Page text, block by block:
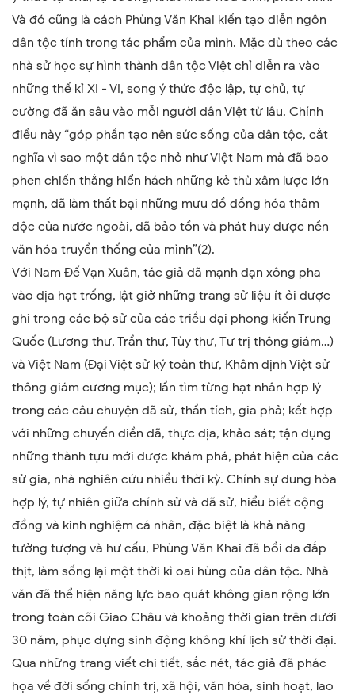
Và đó cũng là cách Phùng Văn Khai kiến tạo diễn ngôn
dân tộc tính trong tác phẩm của mình. Mặc dù theo các
nhà sử học sự hình thành dân tộc Việt chỉ diễn ra vào
những thế kỉ XI - VI, song ý thức độc lập, tự chủ, tự
cường đã ăn sâu vào mỗi người dân Việt từ lâu. Chính
điều này “góp phần tạo nên sức sống của dân tộc, cắt
nghĩa vì sao một dân tộc nhỏ như Việt Nam mà đã bao
phen chiến thắng hiển hách những kẻ thù xâm lược lớn
mạnh, đã làm thất bại những mưu đồ đồng hóa thâm
độc của nước ngoài, đã bảo tồn và phát huy được nền
văn hóa truyền thống của mình”(2).
Với Nam Đế Vạn Xuân, tác giả đã mạnh dạn xông pha
vào địa hạt trống, lật giở những trang sử liệu ít ỏi được
ghi trong các bộ sử của các triều đại phong kiến Trung
Quốc (Lương thư, Trần thư, Tùy thư, Tư trị thông giám…)
và Việt Nam (Đại Việt sử ký toàn thư, Khâm định Việt sử
thông giám cương mục); lần tìm từng hạt nhân hợp lý
trong các câu chuyện dã sử, thần tích, gia phả; kết hợp
với những chuyến điền dã, thực địa, khảo sát; tận dụng
những thành tựu mới được khám phá, phát hiện của các
sử gia, nhà nghiên cứu nhiều thời kỳ. Chính sự dung hòa
hợp lý, tự nhiên giữa chính sử và dã sử, hiểu biết cộng
đồng và kinh nghiệm cá nhân, đặc biệt là khả năng
tưởng tượng và hư cấu, Phùng Văn Khai đã bồi da đắp
thịt, làm sống lại một thời kì oai hùng của dân tộc. Nhà
văn đã thể hiện năng lực bao quát không gian rộng lớn
trong toàn cõi Giao Châu và khoảng thời gian trên dưới
30 năm, phục dựng sinh động không khí lịch sử thời đại.
Qua những trang viết chi tiết, sắc nét, tác giả đã phác
họa về đời sống chính trị, xã hội, văn hóa, sinh hoạt, lao